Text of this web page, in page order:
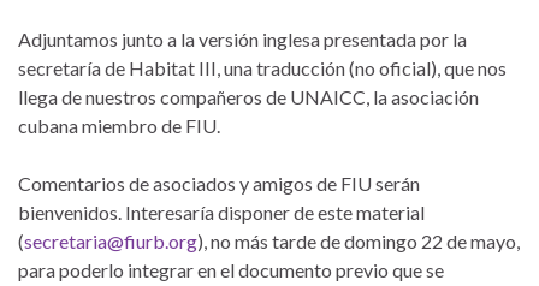
Adjuntamos junto a la versión inglesa presentada por la
secretaría de Habitat III, una traducción (no oficial), que nos
llega de nuestros compañeros de UNAICC, la asociación
cubana miembro de FIU.
Comentarios de asociados y amigos de FIU serán
bienvenidos. Interesaría disponer de este material
(secretaria@fiurb.org), no más tarde de domingo 22 de mayo,
para poderlo integrar en el documento previo que se